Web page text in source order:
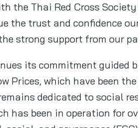
the Thai Red Cross
the trust and confidence
strong support from our
its commitment
Prices, which have been
dedicated to social
has been in operation for